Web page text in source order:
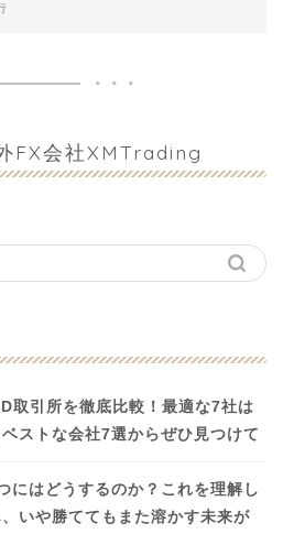
FX会社XMTrading
取引所を徹底比較！最適な7社は
ストな会社7選からぜひ見つけて
にはどうするのか？これを理解し
いや勝ててもまた溶かす未来が